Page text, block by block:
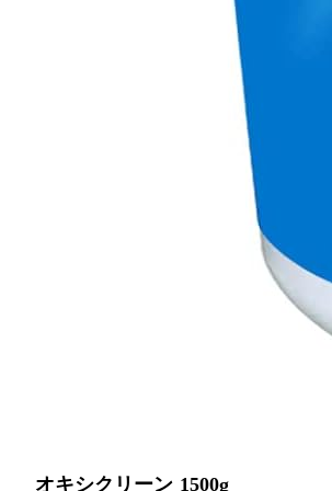
オキシクリーン 1500g